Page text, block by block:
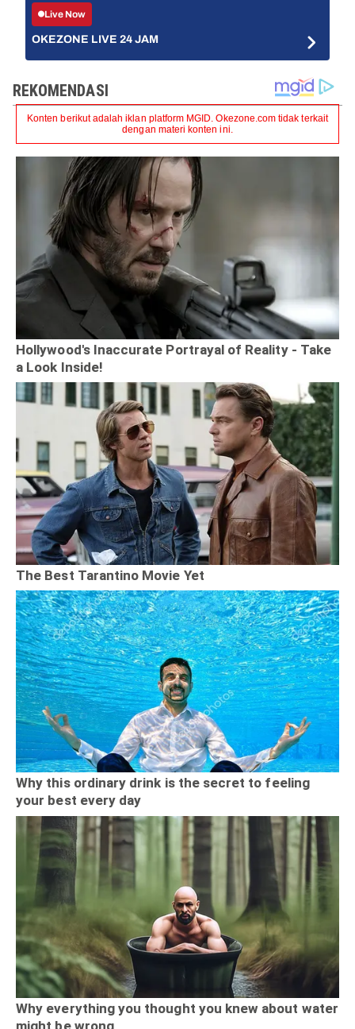
Live Now
OKEZONE LIVE 24 JAM